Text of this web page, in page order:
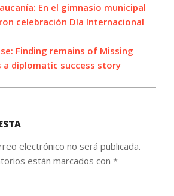
En el gimnasio municipal
celebración Día Internacional
Finding remains of Missing
a diplomatic success story
electrónico no será publicada.
están marcados con *